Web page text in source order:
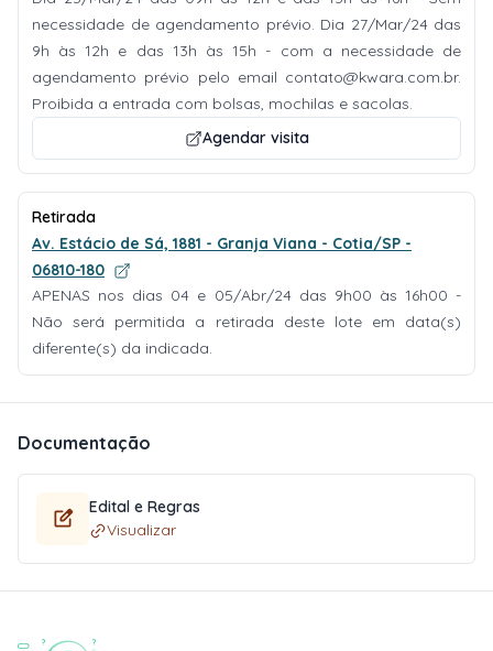
necessidade de agendamento prévio. Dia 27/Mar/24 das
9h às 12h e das 13h às 15h - com a necessidade de
agendamento prévio pelo email contato@kwara.com.br.
Proibida a entrada com bolsas, mochilas e sacolas.
Agendar visita
Retirada
Av. Estácio de Sá, 1881 - Granja Viana - Cotia/SP -
06810-180
APENAS nos dias 04 e 05/Abr/24 das 9h00 às 16h00 -
Não será permitida a retirada deste lote em data(s)
diferente(s) da indicada.
Documentação
Edital e Regras
Visualizar